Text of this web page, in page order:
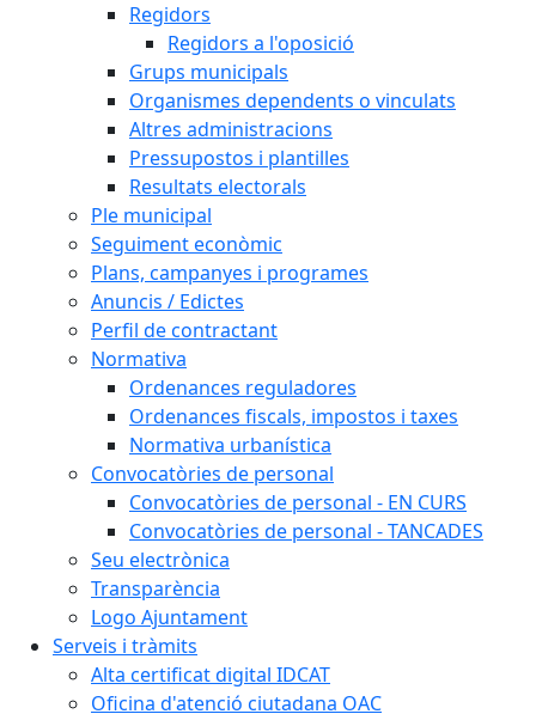
Regidors
Regidors a l'oposició
Grups municipals
Organismes dependents o vinculats
Altres administracions
Pressupostos i plantilles
Resultats electorals
Ple municipal
Seguiment econòmic
Plans, campanyes i programes
Anuncis / Edictes
Perfil de contractant
Normativa
Ordenances reguladores
Ordenances fiscals, impostos i taxes
Normativa urbanística
Convocatòries de personal
Convocatòries de personal - EN CURS
Convocatòries de personal - TANCADES
Seu electrònica
Transparència
Logo Ajuntament
Serveis i tràmits
Alta certificat digital IDCAT
Oficina d'atenció ciutadana OAC